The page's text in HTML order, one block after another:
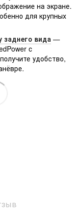
на экране.
для крупных
заднего вида —
с
удобство,